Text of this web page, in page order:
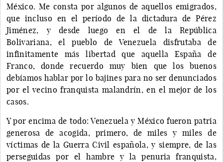
México. Me consta por algunos de aquellos emigrados,
que incluso en el período de la dictadura de Pérez
Jiménez, y desde luego en el de la República
Bolivariana, el pueblo de Venezuela disfrutaba de
infinitamente más libertad que aquella España de
Franco, donde recuerdo muy bien que los buenos
debíamos hablar por lo bajines para no ser denunciados
por el vecino franquista malandrín, en el mejor de los
casos.
Y por encima de todo: Venezuela y México fueron patria
generosa de acogida, primero, de miles y miles de
víctimas de la Guerra Civil española, y siempre, de las
perseguidas por el hambre y la penuria franquista,